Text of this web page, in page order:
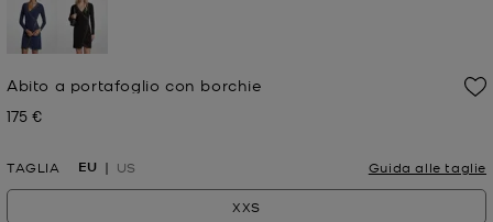
Abito a portafoglio con borchie
Prezzo attuale
175 €
TAGLIA EU US Guida alle taglie
XXS